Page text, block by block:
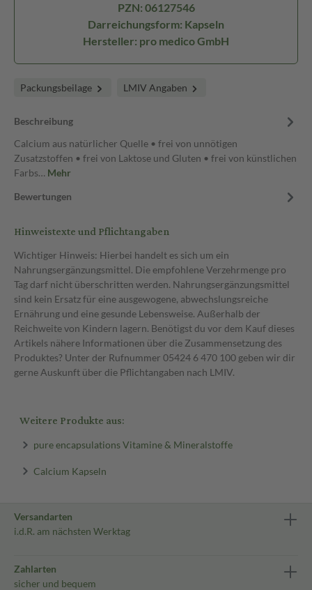
PZN: 06127546
Darreichungsform: Kapseln
Hersteller: pro medico GmbH
Packungsbeilage LMIV Angaben
Beschreibung
Calcium aus natürlicher Quelle • frei von unnötigen
Zusatzstoffen • frei von Laktose und Gluten • frei von künstlichen
Farbs… Mehr
Bewertungen
Hinweistexte und Pflichtangaben
Wichtiger Hinweis: Hierbei handelt es sich um ein
Nahrungsergänzungsmittel. Die empfohlene Verzehrmenge pro
Tag darf nicht überschritten werden. Nahrungsergänzungsmittel
sind kein Ersatz für eine ausgewogene, abwechslungsreiche
Ernährung und eine gesunde Lebensweise. Außerhalb der
Reichweite von Kindern lagern. Benötigst du vor dem Kauf dieses
Artikels nähere Informationen über die Zusammensetzung des
Produktes? Unter der Rufnummer 05424 6 470 100 geben wir dir
gerne Auskunft über die Pflichtangaben nach LMIV.
Weitere Produkte aus:
pure encapsulations Vitamine & Mineralstoffe
Calcium Kapseln
Versandarten
i.d.R. am nächsten Werktag
Zahlarten
sicher und bequem